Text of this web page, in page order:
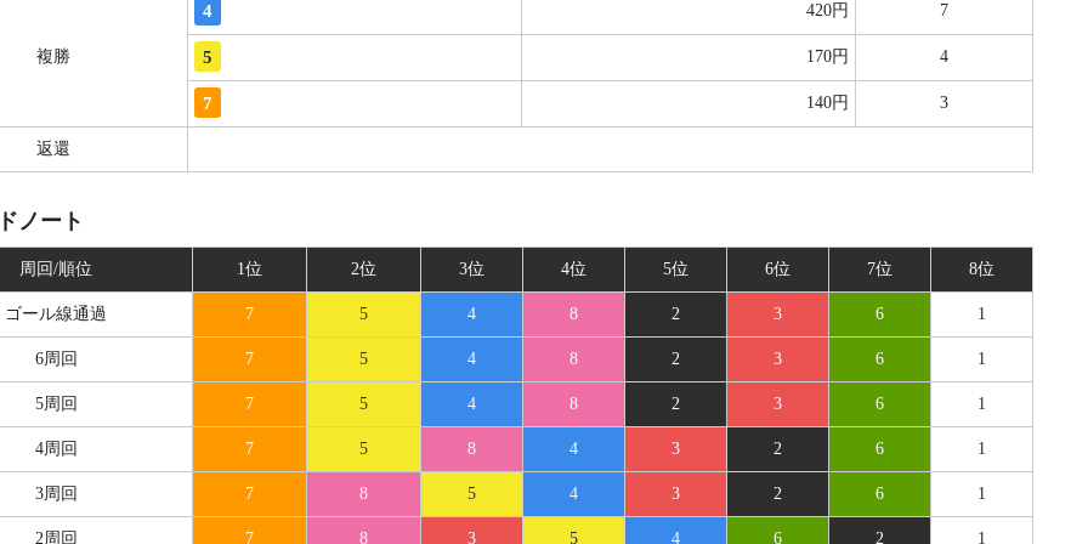
複勝
4 420円 7
5 170円 4
7 140円 3
返還
ノート
周回/順位 1位 2位 3位 4位 5位 6位 7位 8位
ゴール線通過 7 5 4 8 2 3 6 1
6周回 7 5 4 8 2 3 6 1
5周回 7 5 4 8 2 3 6 1
4周回 7 5 8 4 3 2 6 1
3周回 7 8 5 4 3 2 6 1
2周回 7 8 3 5 4 6 2 1